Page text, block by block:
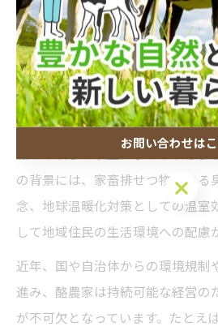
環境配慮型酪農への
模索
酪農の環境配慮が大刀洗町
福岡県三井郡大刀洗町では、地域
和がこれまで以上に求められるよ
の背景には、家畜排せつ物による
念、地球温暖化対策としての温室
して地域住民の生活環境への配慮
近年、国や自治体からの環境規制
進み、酪農家は持続可能な経営の
が不可欠となっています。たとえ
お問い合わせは
お問い合わせは